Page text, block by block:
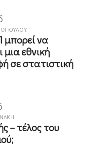
να
εθνική
σε στατιστική
– τέλος του